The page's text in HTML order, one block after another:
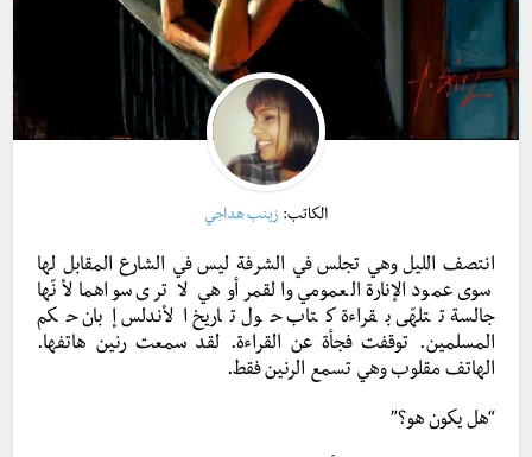
الكاتب: زينب هداجي
انتصف الليل وهي تجلس في الشرفة ليس في الشارع المقابل لها
سوى عمود الإنارة العمومي والقمر أو هي لا ترى سواهما لأنّها
جالسة تتلهّى بقراءة كتاب حول تاريخ الأندلس إبان حكم
المسلمين. توقفت فجأة عن القراءة. لقد سمعت رنين هاتفها.
الهاتف مقلوب وهي تسمع الرنين فقط.
“هل يكون هو؟”